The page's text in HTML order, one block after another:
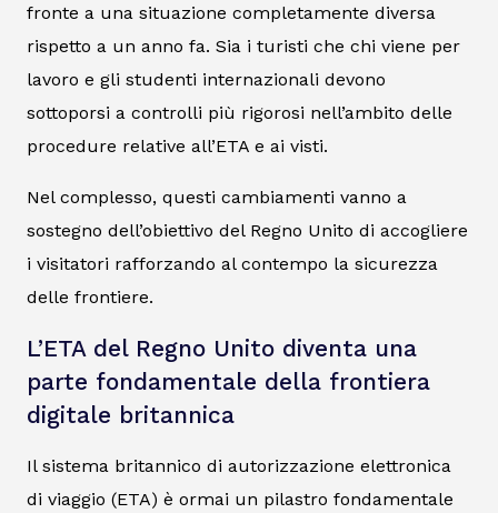
fronte a una situazione completamente diversa
rispetto a un anno fa. Sia i turisti che chi viene per
lavoro e gli studenti internazionali devono
sottoporsi a controlli più rigorosi nell’ambito delle
procedure relative all’ETA e ai visti.
Nel complesso, questi cambiamenti vanno a
sostegno dell’obiettivo del Regno Unito di accogliere
i visitatori rafforzando al contempo la sicurezza
delle frontiere.
L’ETA del Regno Unito diventa una
parte fondamentale della frontiera
digitale britannica
Il sistema britannico di autorizzazione elettronica
di viaggio (ETA) è ormai un pilastro fondamentale